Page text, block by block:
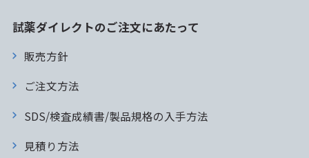
試薬ダイレクトのご注文にあたって
販売方針
ご注文方法
SDS/検査成績書/製品規格の入手方法
見積り方法